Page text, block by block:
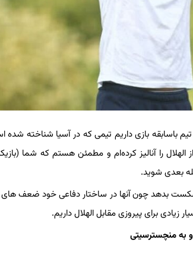
باسابقه‌ بازی داریم تیمی که در آسیا شناخته
را آنالیز کرده‌ام و مطمئن هستم که شما
بعدی شوید.
شکست بدهد چون آنها در ساختار دفاعی خود ضعف های
برای پیروزی مقابل الهلال داریم.
به منچسترسیتی